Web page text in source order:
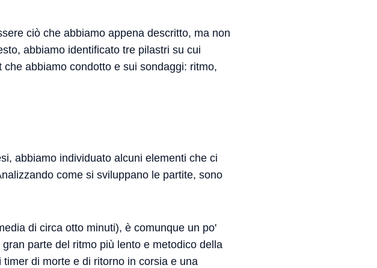
ciò che abbiamo appena descritto, ma non
abbiamo identificato tre pilastri su cui
abbiamo condotto e sui sondaggi: ritmo,
abbiamo individuato alcuni elementi che ci
come si sviluppano le partite, sono
di circa otto minuti), è comunque un po'
parte del ritmo più lento e metodico della
di morte e di ritorno in corsia e una